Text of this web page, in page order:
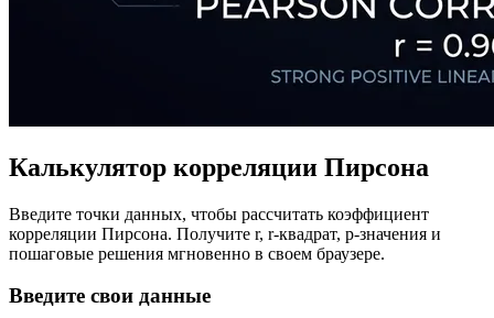
Калькулятор корреляции Пирсона
Введите точки данных, чтобы рассчитать коэффициент
корреляции Пирсона. Получите r, r-квадрат, p-значения и
пошаговые решения мгновенно в своем браузере.
Введите свои данные